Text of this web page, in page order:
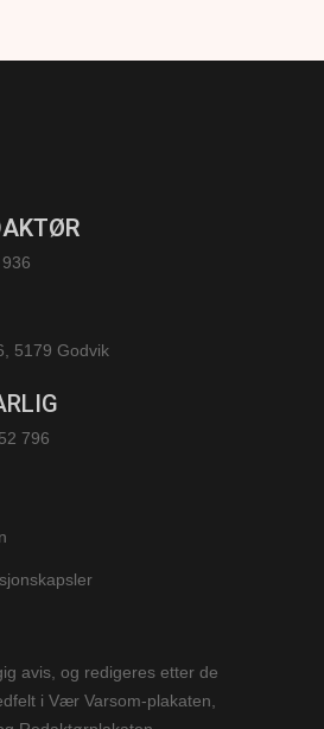
5179 Godvik
796
avis, og redigeres etter de
i Vær Varsom-plakaten,